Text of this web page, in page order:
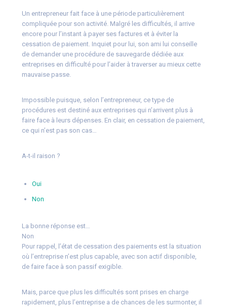
Un entrepreneur fait face à une période particulièrement
compliquée pour son activité. Malgré les difficultés, il arrive
encore pour l’instant à payer ses factures et à éviter la
cessation de paiement. Inquiet pour lui, son ami lui conseille
de demander une procédure de sauvegarde dédiée aux
entreprises en difficulté pour l’aider à traverser au mieux cette
mauvaise passe.
Impossible puisque, selon l’entrepreneur, ce type de
procédures est destiné aux entreprises qui n’arrivent plus à
faire face à leurs dépenses. En clair, en cessation de paiement,
ce qui n’est pas son cas…
A-t-il raison ?
Oui
Non
La bonne réponse est…
Non
Pour rappel, l’état de cessation des paiements est la situation
où l’entreprise n’est plus capable, avec son actif disponible,
de faire face à son passif exigible.
Mais, parce que plus les difficultés sont prises en charge
rapidement, plus l’entreprise a de chances de les surmonter, il